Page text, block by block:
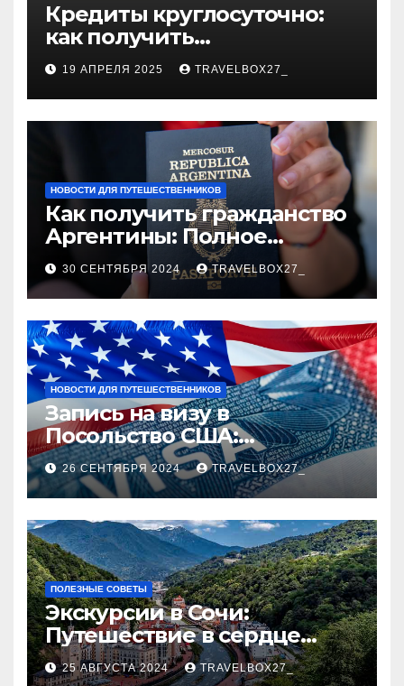
Кредиты круглосуточно:
как получить
финансирование в любое
время
19 АПРЕЛЯ 2025 TRAVELBOX27_
НОВОСТИ ДЛЯ ПУТЕШЕСТВЕННИКОВ
Как получить гражданство
Аргентины: Полное
руководство
30 СЕНТЯБРЯ 2024 TRAVELBOX27_
НОВОСТИ ДЛЯ ПУТЕШЕСТВЕННИКОВ
Запись на визу в
Посольство США:
Пошаговое руководство
26 СЕНТЯБРЯ 2024 TRAVELBOX27_
ПОЛЕЗНЫЕ СОВЕТЫ
Экскурсии в Сочи:
Путешествие в сердце
Черноморского курорта
25 АВГУСТА 2024 TRAVELBOX27_